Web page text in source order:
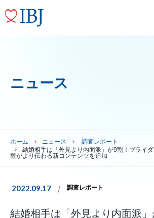
ニュース
ホーム ニュース
調査レポート
結婚相手は「外見より内面派」が9割！ブライ
観がより伝わる新コンテンツを追加
2022.09.17 調査レポート
結婚相手は「外見より内面派」